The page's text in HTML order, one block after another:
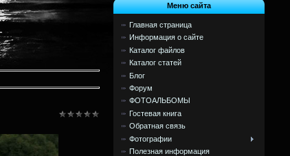
Меню сайта
Главная страница
Информация о сайте
Каталог файлов
Каталог статей
Блог
Форум
ФОТОАЛЬБОМЫ
Гостевая книга
Обратная связь
Фотографии
Полезная информация